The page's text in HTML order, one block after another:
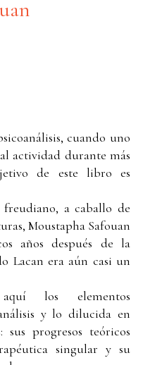
cuando uno
actividad durante más
de este libro es
a caballo de
Moustapha Safouan
años después de la
Lacan era aún casi un
los elementos
y lo dilucida en
progresos teóricos
singular y su